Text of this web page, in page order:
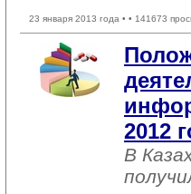
23 января 2013 года • • 141673
2012
В